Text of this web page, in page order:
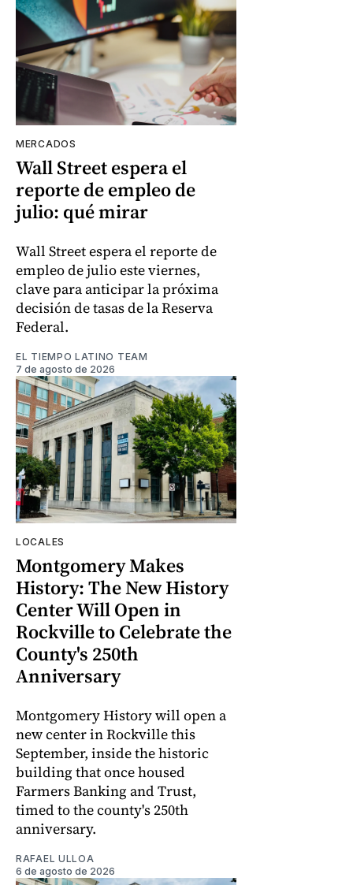
MERCADOS
Wall Street espera el
reporte de empleo de
julio: qué mirar
Wall Street espera el reporte de
empleo de julio este viernes,
clave para anticipar la próxima
decisión de tasas de la Reserva
Federal.
EL TIEMPO LATINO TEAM
7 de agosto de 2026
LOCALES
Montgomery Makes
History: The New History
Center Will Open in
Rockville to Celebrate the
County's 250th
Anniversary
Montgomery History will open a
new center in Rockville this
September, inside the historic
building that once housed
Farmers Banking and Trust,
timed to the county's 250th
anniversary.
RAFAEL ULLOA
6 de agosto de 2026